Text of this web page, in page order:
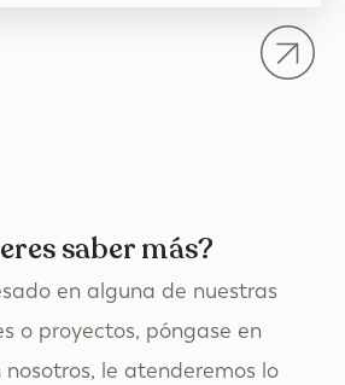
de una vida más tranquila,
saber más?
en alguna de nuestras
o proyectos, póngase en
le atenderemos lo